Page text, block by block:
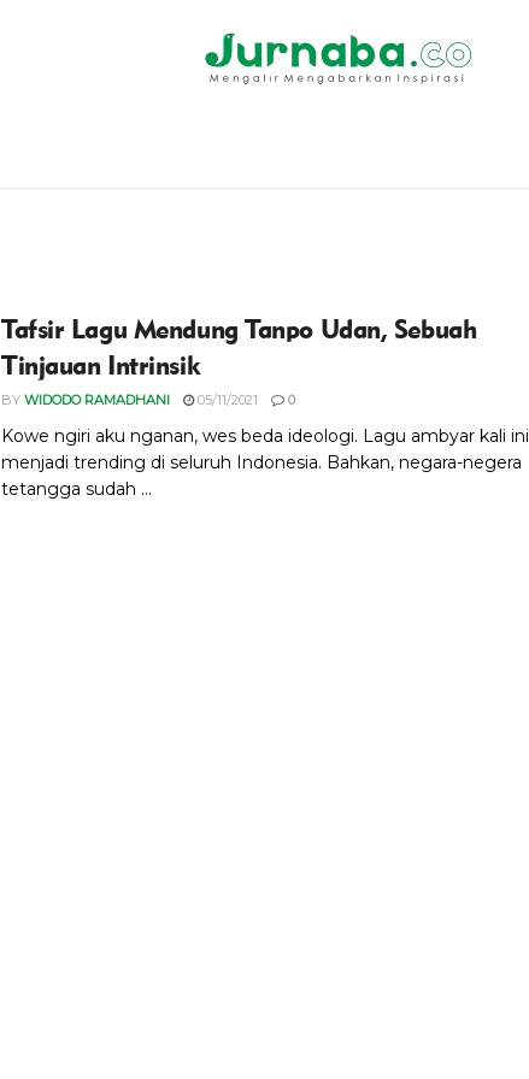
Tafsir Lagu Mendung Tanpo Udan, Sebuah
Tinjauan Intrinsik
BY WIDODO RAMADHANI 05/11/2021 0
Kowe ngiri aku nganan, wes beda ideologi. Lagu ambyar kali ini
menjadi trending di seluruh Indonesia. Bahkan, negara-negera
tetangga sudah ...